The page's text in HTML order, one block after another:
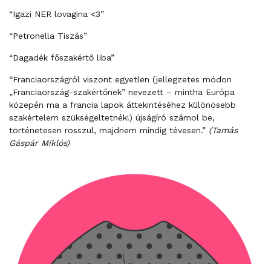
“Igazi NER lovagina <3”
“Petronella Tiszás”
“Dagadék főszakértő liba”
“Franciaországról viszont egyetlen (jellegzetes módon
„Franciaország-szakértőnek” nevezett – mintha Európa
közepén ma a francia lapok áttekintéséhez különösebb
szakértelem szükségeltetnék!) újságíró számol be,
történetesen rosszul, majdnem mindig tévesen.” (Tamás
Gáspár Miklós)